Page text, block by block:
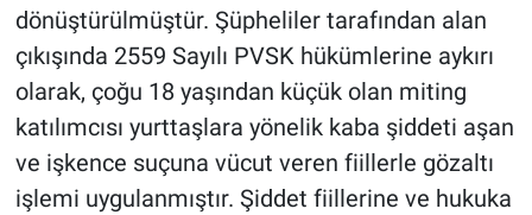
dönüştürülmüştür. Şüpheliler tarafından alan
çıkışında 2559 Sayılı PVSK hükümlerine aykırı
olarak, çoğu 18 yaşından küçük olan miting
katılımcısı yurttaşlara yönelik kaba şiddeti aşan
ve işkence suçuna vücut veren fiillerle gözaltı
işlemi uygulanmıştır. Şiddet fiillerine ve hukuka
Türkiye'nin Gündemi
Yerel Gündem
Yerel Yaşam